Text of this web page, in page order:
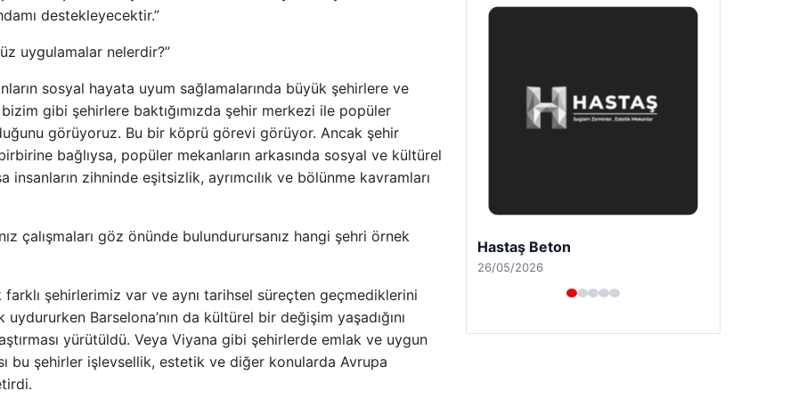
destekleyecektir.”
uygulamalar nelerdir?”
sosyal hayata uyum sağlamalarında büyük şehirlere ve
gibi şehirlere baktığımızda şehir merkezi ile popüler
görüyoruz. Bu bir köprü görevi görüyor. Ancak şehir
bağlıysa, popüler mekanların arkasında sosyal ve kültürel
zihninde eşitsizlik, ayrımcılık ve bölünme kavramları
çalışmaları göz önünde bulundurursanız hangi şehri örnek
şehirlerimiz var ve aynı tarihsel süreçten geçmediklerini
Barselona’nın da kültürel bir değişim yaşadığını
yürütüldü. Veya Viyana gibi şehirlerde emlak ve uygun
bu şehirler işlevsellik, estetik ve diğer konularda Avrupa
Prenses Night Club
29/04/2026